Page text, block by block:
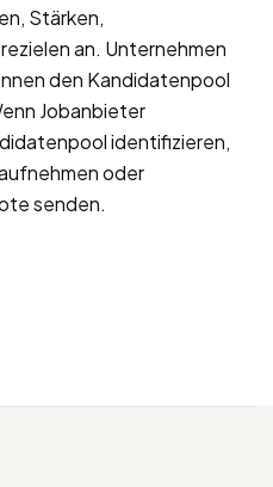
Stärken,
an. Unternehmen
den Kandidatenpool
Jobanbieter
identifizieren,
oder
senden.